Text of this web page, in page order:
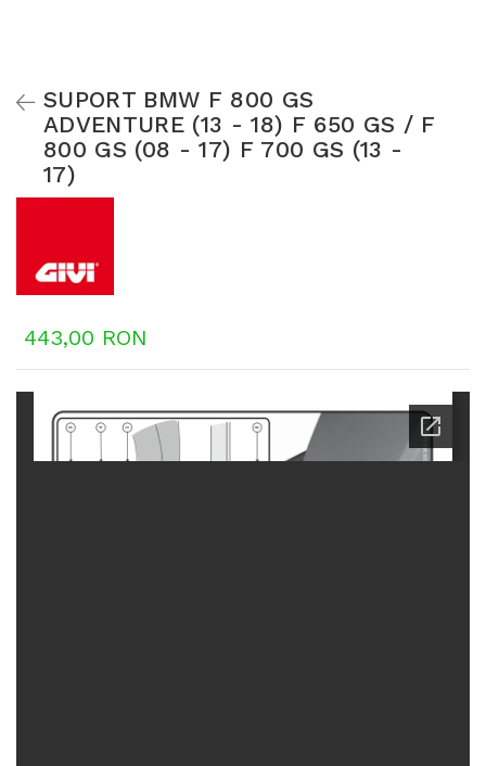
SUPORT BMW F 800 GS
ADVENTURE (13 - 18) F 650 GS / F
800 GS (08 - 17) F 700 GS (13 -
17)
443,00 RON